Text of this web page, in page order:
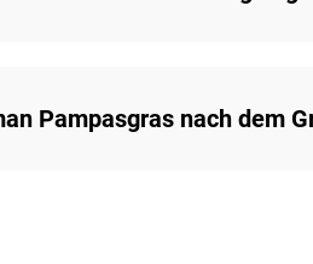
Pampasgras nach dem